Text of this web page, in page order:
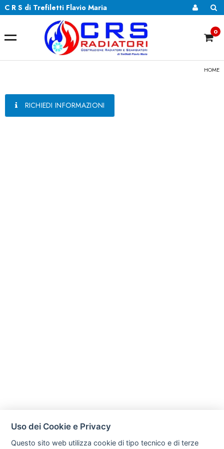
C R S di Trefiletti Flavio Maria
0
HOME
RICHIEDI INFORMAZIONI
Uso dei Cookie e Privacy
Questo sito web utilizza cookie di tipo tecnico e di terze